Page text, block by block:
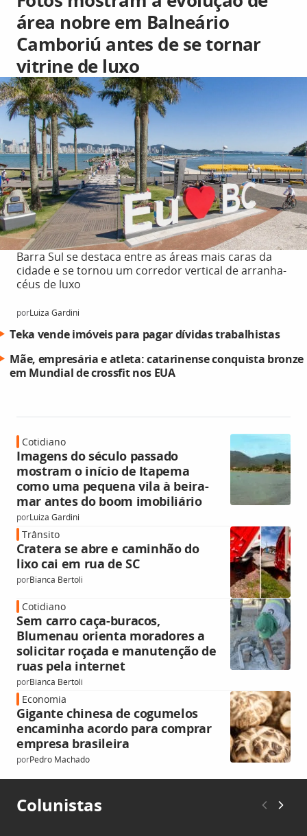
área nobre em Balneário
Camboriú antes de se tornar
vitrine de luxo
Barra Sul se destaca entre as áreas mais caras da
cidade e se tornou um corredor vertical de arranha-
céus de luxo
porLuiza Gardini
Teka vende imóveis para pagar dívidas trabalhistas
Mãe, empresária e atleta: catarinense conquista bronze
em Mundial de crossfit nos EUA
Cotidiano
Imagens do século passado
mostram o início de Itapema
como uma pequena vila à beira-
mar antes do boom imobiliário
porLuiza Gardini
Trânsito
Cratera se abre e caminhão do
lixo cai em rua de SC
porBianca Bertoli
Cotidiano
Sem carro caça-buracos,
Blumenau orienta moradores a
solicitar roçada e manutenção de
ruas pela internet
porBianca Bertoli
Economia
Gigante chinesa de cogumelos
encaminha acordo para comprar
empresa brasileira
porPedro Machado
Colunistas